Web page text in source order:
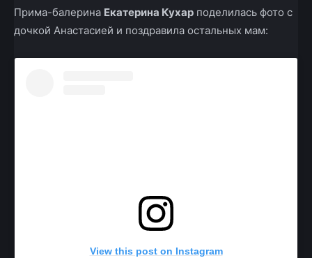
Прима-балерина Екатерина Кухар поделилась фото с
дочкой Анастасией и поздравила остальных мам:
View this post on Instagram